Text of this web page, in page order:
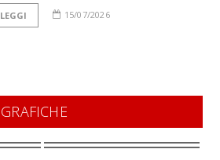
LEGGI 15/07/2026